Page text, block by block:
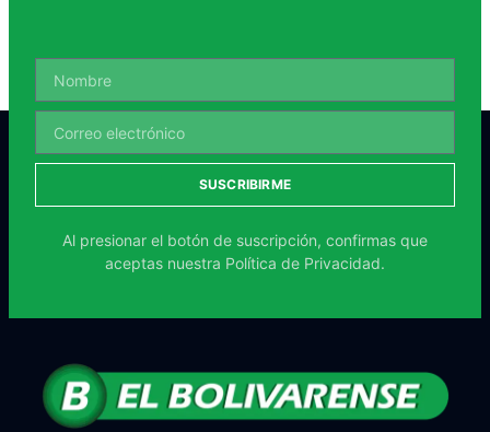
SUSCRIBIRME
Al presionar el botón de suscripción, confirmas que
aceptas nuestra Política de Privacidad.